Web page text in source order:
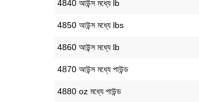
4840 আউন্স মধ্যে lb
4850 আউন্স মধ্যে lbs
4860 আউন্স মধ্যে lb
4870 আউন্স মধ্যে পাউন্ড
4880 oz মধ্যে পাউন্ড